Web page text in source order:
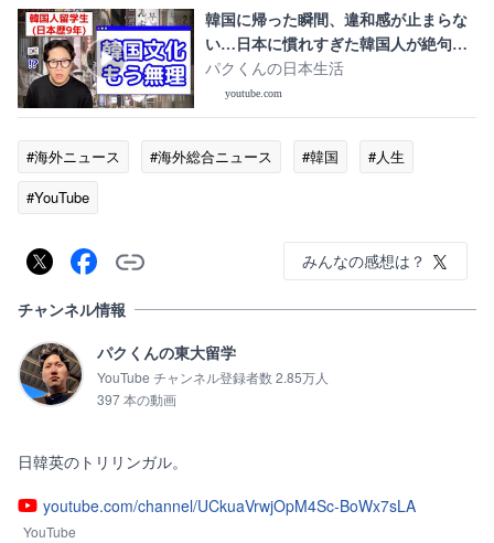
韓国に帰った瞬間、違和感が止まらな
い…日本に慣れすぎた韓国人が絶句し
た5つの現実｜これが“逆カルチャーシ
ョック”です
パクくんの日本生活
youtube.com
#海外ニュース #海外総合ニュース #韓国
#人生
#YouTube
みんなの感想は？
チャンネル情報
パクくんの東大留学
YouTube チャンネル登録者数 2.85万人
397 本の動画
日韓英のトリリンガル。
youtube.com/channel/UCkuaVrwjOpM4Sc-BoWx7sLA
YouTube